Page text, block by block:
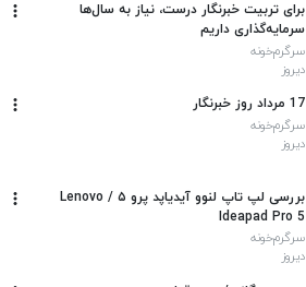
برای تربیت خبرنگار درست، نیاز به سال‌ها
سرمایه‌گذاری داریم
سرگرم‌خونه
دیروز
17 مرداد روز خبرنگار
سرگرم‌خونه
دیروز
بررسی لپ تاپ لنوو آیدیاپد پرو ۵ / Lenovo
Ideapad Pro 5
سرگرم‌خونه
دیروز